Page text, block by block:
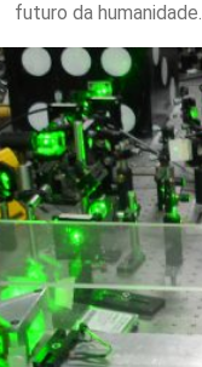
futuro da humanidade.